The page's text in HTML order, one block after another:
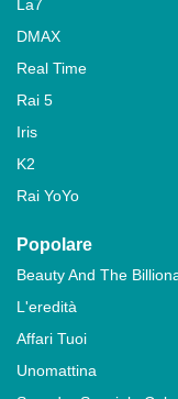
La7
DMAX
Real Time
Rai 5
Iris
K2
Rai YoYo
Popolare
Beauty And The
L'eredità
Affari Tuoi
Unomattina